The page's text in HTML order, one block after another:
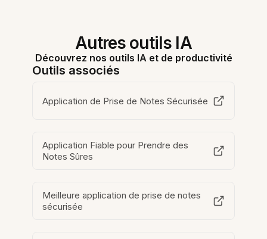
Autres outils IA
Découvrez nos outils IA et de productivité
Outils associés
Application de Prise de Notes Sécurisée
Application Fiable pour Prendre des
Notes Sûres
Meilleure application de prise de notes
sécurisée